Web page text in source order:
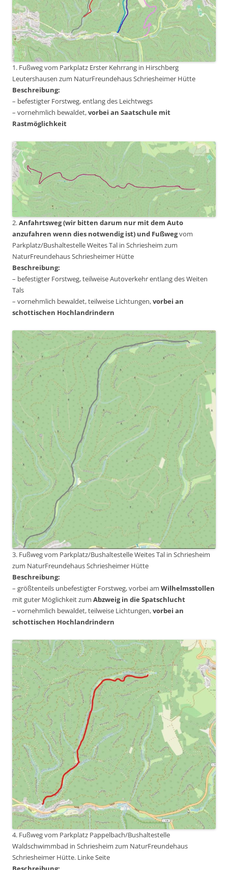
1. Fußweg vom Parkplatz Erster Kehrrang in Hirschberg
Leutershausen zum NaturFreundehaus Schriesheimer Hütte
Beschreibung:
– befestigter Forstweg, entlang des Leichtwegs
– vornehmlich bewaldet,vorbei an Saatschule mit
Rastmöglichkeit
2.Anfahrtsweg (wir bitten darum nur mit dem Auto
anzufahren wenn dies notwendig ist) und Fußwegvom
Parkplatz/Bushaltestelle Weites Tal in Schriesheim zum
NaturFreundehaus Schriesheimer Hütte
Beschreibung:
– befestigter Forstweg, teilweise Autoverkehr entlang des Weiten
Tals
– vornehmlich bewaldet, teilweise Lichtungen,vorbei an
schottischen Hochlandrindern
3. Fußweg vom Parkplatz/Bushaltestelle Weites Tal in Schriesheim
zum NaturFreundehaus Schriesheimer Hütte
Beschreibung:
– größtenteils unbefestigter Forstweg, vorbei am Wilhelmsstollen
mit guter Möglichkeit zum Abzweig in die Spatschlucht
– vornehmlich bewaldet, teilweise Lichtungen,vorbei an
schottischen Hochlandrindern
4. Fußweg vom Parkplatz Pappelbach/Bushaltestelle
Waldschwimmbad in Schriesheim zum NaturFreundehaus
Schriesheimer Hütte. Linke Seite